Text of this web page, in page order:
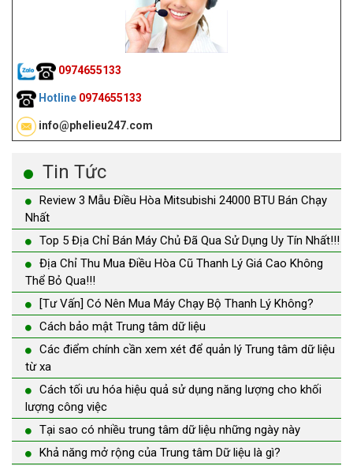
0974655133
Hotline 0974655133
info@phelieu247.com
Tin Tức
Review 3 Mẫu Điều Hòa Mitsubishi 24000 BTU Bán Chạy
Nhất
Top 5 Địa Chỉ Bán Máy Chủ Đã Qua Sử Dụng Uy Tín Nhất!!!
Địa Chỉ Thu Mua Điều Hòa Cũ Thanh Lý Giá Cao Không
Thể Bỏ Qua!!!
[Tư Vấn] Có Nên Mua Máy Chạy Bộ Thanh Lý Không?
Cách bảo mật Trung tâm dữ liệu
Các điểm chính cần xem xét để quản lý Trung tâm dữ liệu
từ xa
Cách tối ưu hóa hiệu quả sử dụng năng lượng cho khối
lượng công việc
Tại sao có nhiều trung tâm dữ liệu những ngày này
Khả năng mở rộng của Trung tâm Dữ liệu là gì?